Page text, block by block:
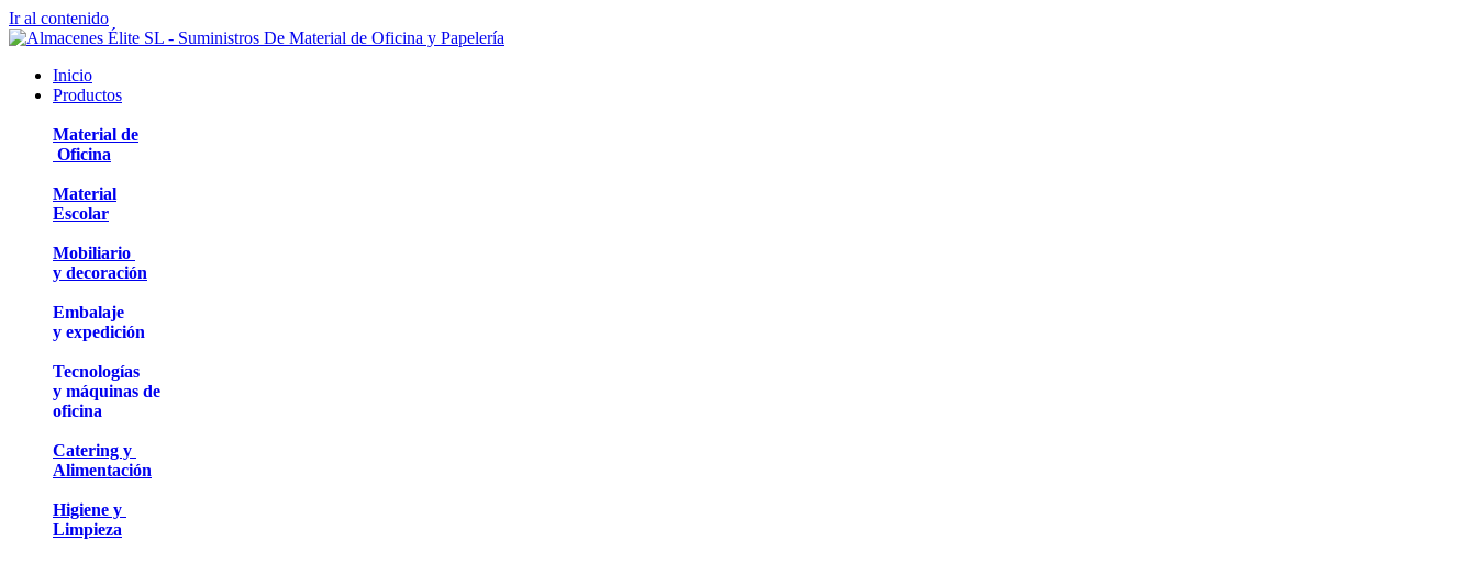
Ir al contenido
Inicio
Productos
Material de
Oficina
Material
Escolar
Mobiliario
y decoración
Embalaje
y expedición
Tecnologías
y máquinas de
oficina
Catering y
Alimentación
Higiene y
Limpieza